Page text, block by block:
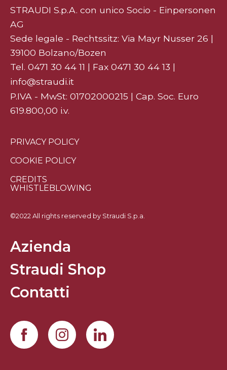
STRAUDI S.p.A. con unico Socio - Einpersonen
AG
Sede legale - Rechtssitz: Via Mayr Nusser 26 |
39100 Bolzano/Bozen
Tel. 0471 30 44 11 | Fax 0471 30 44 13 |
info@straudi.it
P.IVA - MwSt: 01702000215 | Cap. Soc. Euro
619.800,00 i.v.
PRIVACY POLICY
COOKIE POLICY
CREDITS
WHISTLEBLOWING
©2022 All rights reserved by Straudi S.p.a.
Azienda
Straudi Shop
Contatti